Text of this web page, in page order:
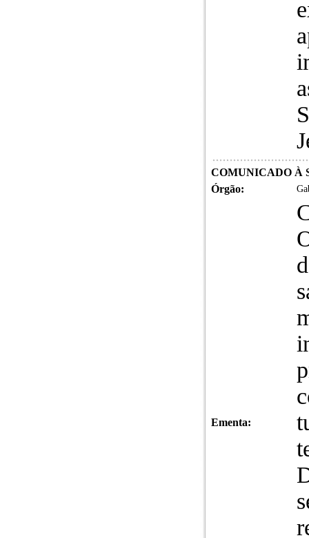
COMUNICADO À
Órgão:
Ementa: